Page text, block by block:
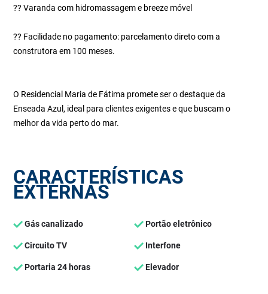
?? Varanda com hidromassagem e breeze móvel
?? Facilidade no pagamento: parcelamento direto com a
construtora em 100 meses.
O Residencial Maria de Fátima promete ser o destaque da
Enseada Azul, ideal para clientes exigentes e que buscam o
melhor da vida perto do mar.
CARACTERÍSTICAS
EXTERNAS
Gás canalizado Portão eletrônico
Circuito TV Interfone
Portaria 24 horas Elevador